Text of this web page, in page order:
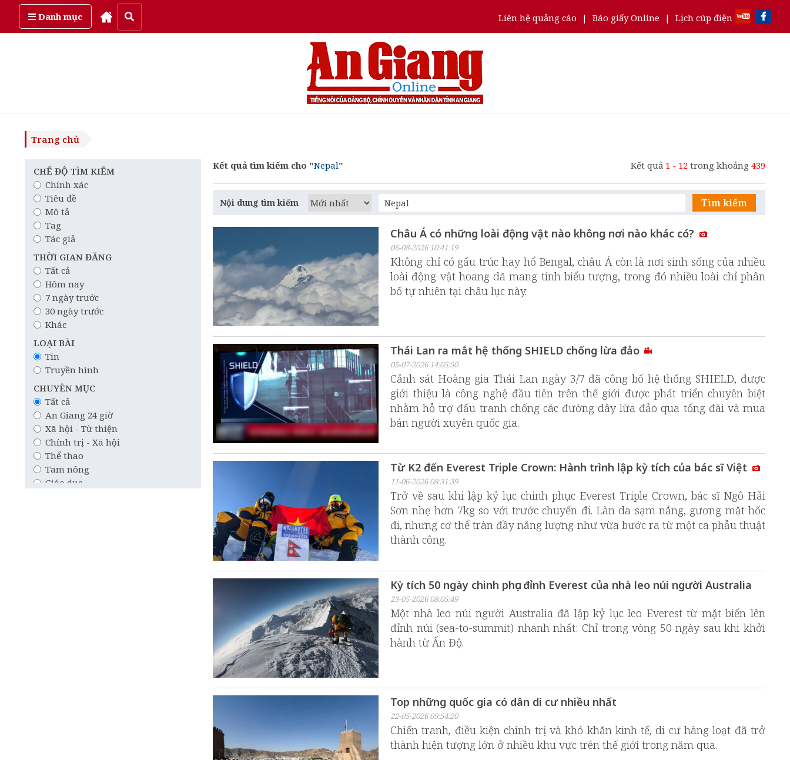
Danh mục Liên hệ quảng cáo | Báo giấy Online | Lịch cúp điện
Thứ sáu, ngày 7/08/2026
Trang chủ
CHẾ ĐỘ TÌM KIẾM
Chính xác
Tiêu đề
Mô tả
Tag
Tác giả
THỜI GIAN ĐĂNG
Tất cả
Hôm nay
7 ngày trước
30 ngày trước
Khác
LOẠI BÀI
Tin
Truyền hình
CHUYÊN MỤC
Tất cả
An Giang 24 giờ
Xã hội - Từ thiện
Chính trị - Xã hội
Thể thao
Tam nông
Giáo dục
Kết quả tìm kiếm cho "Nepal" Kết quả 1 - 12 trong khoảng 439
Nội dung tìm kiếm Tìm kiếm
Châu Á có những loài động vật nào không nơi nào khác có?
06-08-2026 10:41:19
Không chỉ có gấu trúc hay hổ Bengal, châu Á còn là nơi sinh sống của nhiều
loài động vật hoang dã mang tính biểu tượng, trong đó nhiều loài chỉ phân
bố tự nhiên tại châu lục này.
Thái Lan ra mắt hệ thống SHIELD chống lừa đảo
05-07-2026 14:05:50
Cảnh sát Hoàng gia Thái Lan ngày 3/7 đã công bố hệ thống SHIELD, được
giới thiệu là công nghệ đầu tiên trên thế giới được phát triển chuyên biệt
nhằm hỗ trợ đấu tranh chống các đường dây lừa đảo qua tổng đài và mua
bán người xuyên quốc gia.
Từ K2 đến Everest Triple Crown: Hành trình lập kỳ tích của bác sĩ Việt
11-06-2026 08:31:39
Trở về sau khi lập kỷ lục chinh phục Everest Triple Crown, bác sĩ Ngô Hải
Sơn nhẹ hơn 7kg so với trước chuyến đi. Làn da sạm nắng, gương mặt hốc
đi, nhưng cơ thể tràn đầy năng lượng như vừa bước ra từ một ca phẫu thuật
thành công.
Kỳ tích 50 ngày chinh phục đỉnh Everest của nhà leo núi người Australia
23-05-2026 08:05:49
Một nhà leo núi người Australia đã lập kỷ lục leo Everest từ mặt biển lên
đỉnh núi (sea-to-summit) nhanh nhất: Chỉ trong vòng 50 ngày sau khi khởi
hành từ Ấn Độ.
Top những quốc gia có dân di cư nhiều nhất
22-05-2026 09:54:20
Chiến tranh, điều kiện chính trị và khó khăn kinh tế, di cư hàng loạt đã trở
thành hiện tượng lớn ở nhiều khu vực trên thế giới trong năm qua.